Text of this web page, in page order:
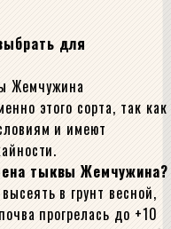
для
Жемчужина
этого сорта, так как
и имеют
тыквы Жемчужина?
в грунт весной,
прогрелась до +10